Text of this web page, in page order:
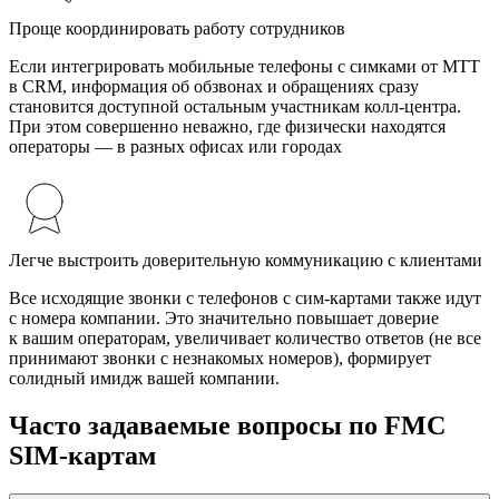
Проще координировать работу сотрудников
Если интегрировать мобильные телефоны с симками от МТТ
в CRM, информация об обзвонах и обращениях сразу
становится доступной остальным участникам колл-центра.
При этом совершенно неважно, где физически находятся
операторы — в разных офисах или городах
Легче выстроить доверительную коммуникацию с клиентами
Все исходящие звонки с телефонов с сим-картами также идут
с номера компании. Это значительно повышает доверие
к вашим операторам, увеличивает количество ответов (не все
принимают звонки с незнакомых номеров), формирует
солидный имидж вашей компании.
Часто задаваемые вопросы по FMC
SIM-картам